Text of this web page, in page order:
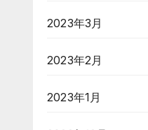
2023年3月
2023年2月
2023年1月